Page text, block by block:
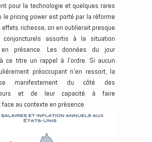
pour la technologie et quelques rares
le pricing power est porté par la réforme
richesse, on en oublierait presque
assortis à la situation
en présence. Les données du jour
ce titre un rappel à l’ordre. Si aucun
préoccupant n’en ressort, la
manifestement du côté des
et de leur capacité à faire
au contexte en présence.